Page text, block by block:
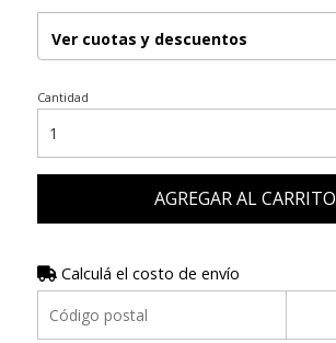
Ver cuotas y descuentos
Cantidad
AGREGAR AL CARRITO
Calculá el costo de envío